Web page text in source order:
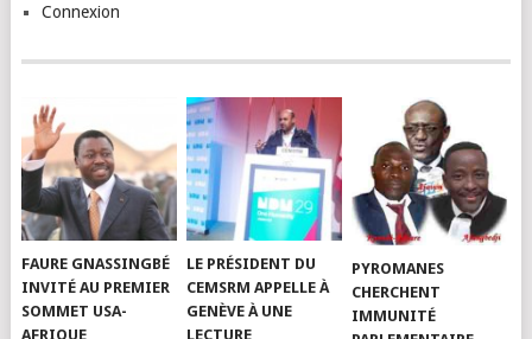
Connexion
FAURE GNASSINGBÉ
INVITÉ AU PREMIER
SOMMET USA-
AFRIQUE
LE PRÉSIDENT DU
CEMSRM APPELLE À
GENÈVE À UNE
LECTURE
PYROMANES
CHERCHENT
IMMUNITÉ